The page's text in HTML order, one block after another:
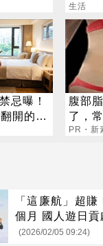
常撲
生活
忌曝！
開的聖
腹部
了，
肚囊
PR・新
「這廉航」超
個月 國人遊日貢
(2026/02/05 09:24)